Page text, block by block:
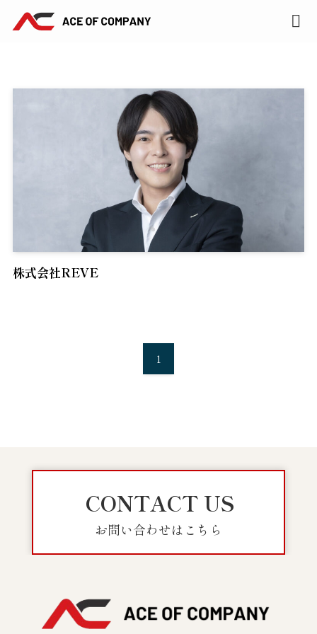
株式会社REVE
1
CONTACT US
お問い合わせはこちら